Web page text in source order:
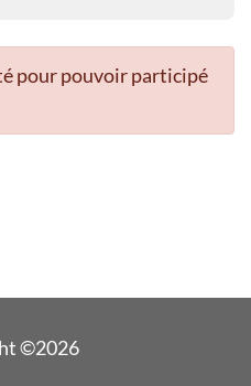
pour pouvoir participé
©2026